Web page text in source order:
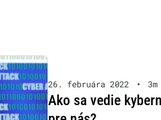
26. februára 2022 • 3m
Ako sa vedie